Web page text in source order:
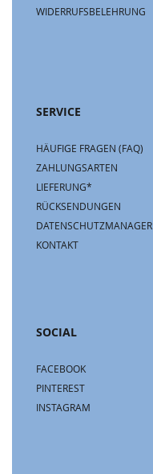
WIDERRUFSBELEHRUNG
SERVICE
HÄUFIGE FRAGEN (FAQ)
ZAHLUNGSARTEN
LIEFERUNG*
RÜCKSENDUNGEN
DATENSCHUTZMANAGER
KONTAKT
SOCIAL
FACEBOOK
PINTEREST
INSTAGRAM